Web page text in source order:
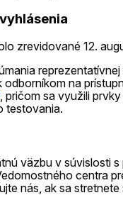
zrevidované 12.
na
, pričom sa využili
testovania.
väzbu v súvislosti
centra
nás, ak sa